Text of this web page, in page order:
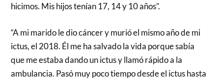
hicimos. Mis hijos tenían 17, 14 y 10 años”.
“A mi marido le dio cáncer y murió el mismo año de mi
ictus, el 2018. Él me ha salvado la vida porque sabía
que me estaba dando un ictus y llamó rápido a la
ambulancia. Pasó muy poco tiempo desde el ictus hasta